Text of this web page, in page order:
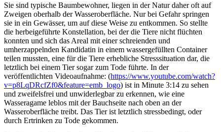
Sie sind typische Baumbewohner, liegen in der Natur daher oft auf
Zweigen oberhalb der Wasseroberfläche. Nur bei Gefahr springen
sie in ein Gewässer, um auf diese Weise zu entkommen. So stellte
die herbeigeführte Konstellation, bei der die Tiere nicht flüchten
konnten und sich das Areal mit einer schreienden und
umherzappelnden Kandidatin in einem wassergefüllten Container
teilen mussten, eine für die Tiere erhebliche Stresssituation dar, die
letztlich bei einem Tier sogar zum Tode führte. In der
veröffentlichten Videoaufnahme: (https://www.youtube.com/watch?
v=p8LqDRcfZf0&feature=emb_logo) ist in Minute 3:14 zu sehen
und zweifelsfrei und unwiderlegbar zu erkennen, wie eine
Wasseragame leblos mit der Bauchseite nach oben an der
Wasseroberfläche treibt. Das Tier ist letztlich stressbedingt, oder
durch Ertrinken zu Tode gekommen.